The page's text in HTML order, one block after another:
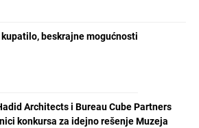
beskrajne mogućnosti
Architects i Bureau Cube Partners
konkursa za idejno rešenje Muzeja